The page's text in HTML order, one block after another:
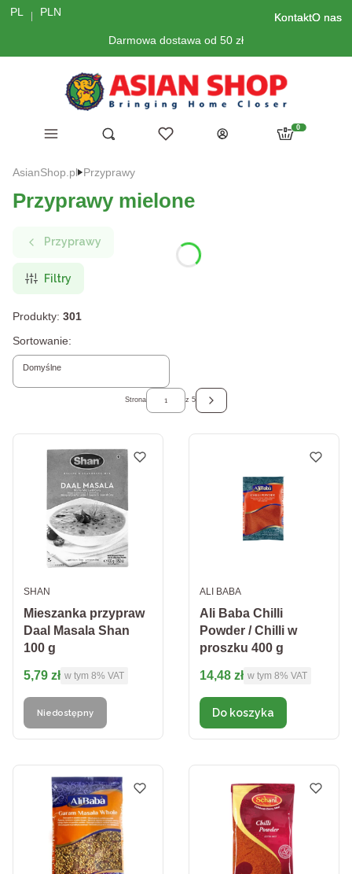
PL PLN KontaktO nas
Darmowa dostawa od 50 zł
Menu Otwórz wyszukiwarkę
Szukaj Ulubione
Zaloguj się Produkty w
Koszyk
AsianShop.pl Przyprawy
Przyprawy mielone
Przyprawy
Filtry
Produkty: 301
Lista produktów
Sortowanie:
Domyślne
Strona z 5 Następne produkty
Mieszanka przypraw
Daal Masala Shan
100 g
PRODUCENT
SHAN
Cena brutto
5,79 zł w tym %s VAT
w tym 8% VAT
Niedostępny
Ali Baba Chilli
Powder / Chilli w
proszku 400 g
PRODUCENT
ALI BABA
Cena brutto
14,48 zł w tym %s VAT
w tym 8% VAT
Do koszyka